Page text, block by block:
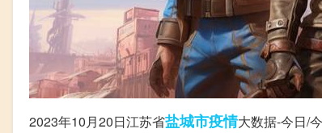
2023年10月20日江苏省盐城市疫情大数据-今日/